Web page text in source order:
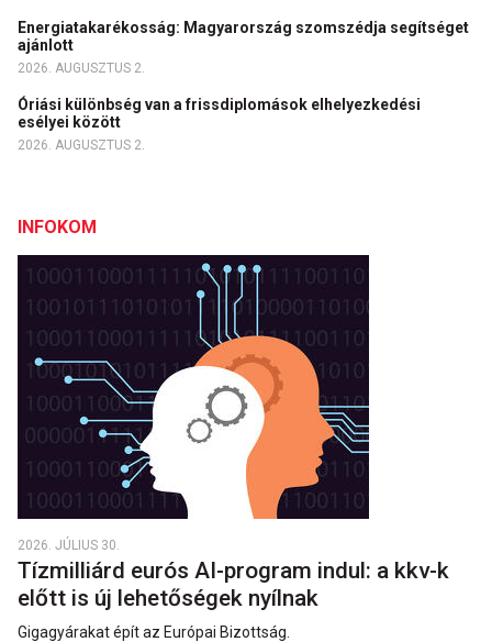
Energiatakarékosság: Magyarország szomszédja segítséget
ajánlott
2026. AUGUSZTUS 2.
Óriási különbség van a frissdiplomások elhelyezkedési
esélyei között
2026. AUGUSZTUS 2.
INFOKOM
2026. JÚLIUS 30.
Tízmilliárd eurós AI-program indul: a kkv-k
előtt is új lehetőségek nyílnak
Gigagyárakat épít az Európai Bizottság.